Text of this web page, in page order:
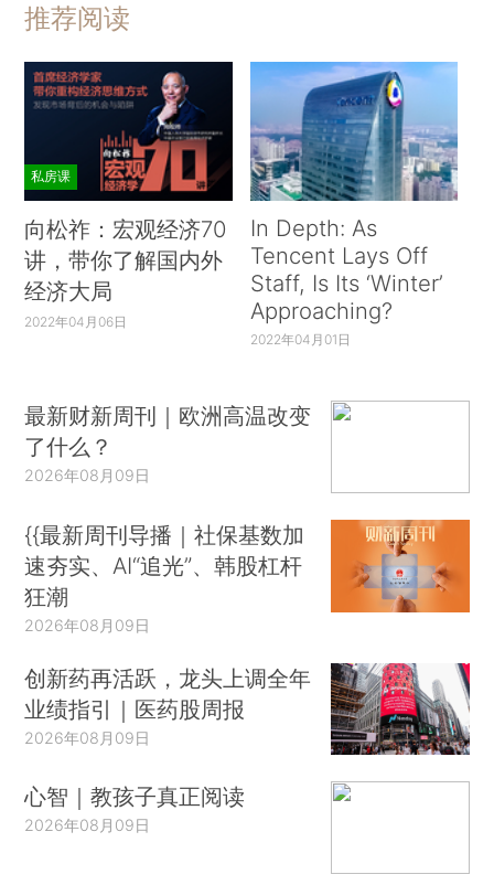
推荐阅读
私房课
向松祚：宏观经济70
讲，带你了解国内外
经济大局
2022年04月06日
In Depth: As
Tencent Lays Off
Staff, Is Its ‘Winter’
Approaching?
2022年04月01日
最新财新周刊｜欧洲高温改变
了什么？
2026年08月09日
{{最新周刊导播｜社保基数加
速夯实、AI“追光”、韩股杠杆
狂潮
2026年08月09日
创新药再活跃，龙头上调全年
业绩指引｜医药股周报
2026年08月09日
心智｜教孩子真正阅读
2026年08月09日